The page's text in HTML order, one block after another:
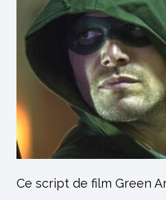
Ce script de film Green